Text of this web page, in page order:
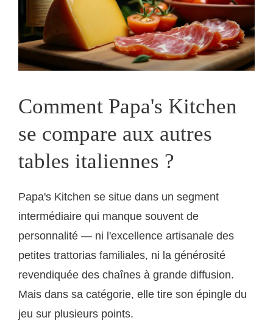
Comment Papa's Kitchen
se compare aux autres
tables italiennes ?
Papa's Kitchen se situe dans un segment
intermédiaire qui manque souvent de
personnalité — ni l'excellence artisanale des
petites trattorias familiales, ni la générosité
revendiquée des chaînes à grande diffusion.
Mais dans sa catégorie, elle tire son épingle du
jeu sur plusieurs points.